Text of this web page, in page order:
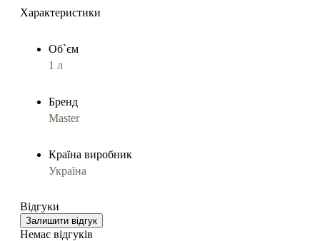
Характеристики
Об`єм
1 л
Бренд
Master
Країна виробник
Україна
Відгуки
Залишити відгук
Немає відгуків